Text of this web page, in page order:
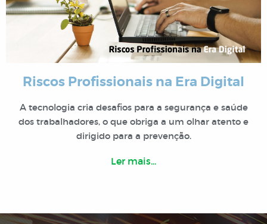
Riscos Profissionais na Era Digital
A tecnologia cria desafios para a segurança e saúde
dos trabalhadores, o que obriga a um olhar atento e
dirigido para a prevenção.
Ler mais...